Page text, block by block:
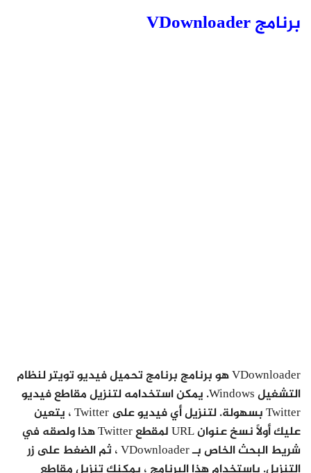
برنامج VDownloader
VDownloader هو برنامج برنامج تحميل فيديو تويتر لنظام
التشغيل Windows. يمكن استخدامه لتنزيل مقاطع فيديو
Twitter بسهولة. لتنزيل أي فيديو على Twitter ، يتعين
عليك أولاً نسخ عنوان URL لمقطع Twitter هذا ولصقه في
شريط البحث الخاص بـ VDownloader ، ثم الضغط على زر